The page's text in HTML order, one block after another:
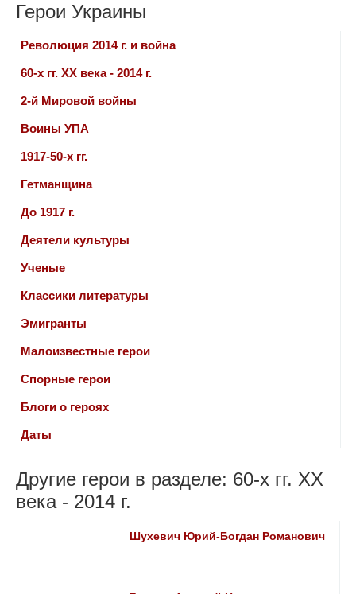
Герои Украины
Революция 2014 г. и война
60-х гг. ХХ века - 2014 г.
2-й Мировой войны
Воины УПА
1917-50-х гг.
Гетманщина
До 1917 г.
Деятели культуры
Ученые
Классики литературы
Эмигранты
Малоизвестные герои
Спорные герои
Блоги о героях
Даты
Другие герои в разделе: 60-х гг. ХХ
века - 2014 г.
Шухевич Юрий-Богдан Романович